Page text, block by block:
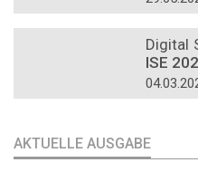
Digital
ISE
AKTUELLE AUSGABE